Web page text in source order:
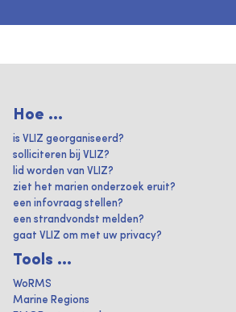
Hoe ...
is VLIZ georganiseerd?
solliciteren bij VLIZ?
lid worden van VLIZ?
ziet het marien onderzoek eruit?
een infovraag stellen?
een strandvondst melden?
gaat VLIZ om met uw privacy?
Tools ...
WoRMS
Marine Regions